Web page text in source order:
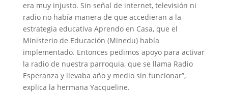
era muy injusto. Sin señal de internet, televisión ni
radio no había manera de que accedieran a la
estrategia educativa Aprendo en Casa, que el
Ministerio de Educación (Minedu) había
implementado. Entonces pedimos apoyo para activar
la radio de nuestra parroquia, que se llama Radio
Esperanza y llevaba año y medio sin funcionar”,
explica la hermana Yacqueline.